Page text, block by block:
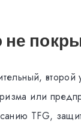
не
или
TFG,